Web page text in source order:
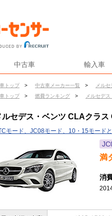
中古車 輸入車
トップ > 中古車メーカー一覧 > メル
トップ
> 燃費ランキング > メルセデ
ルセデス・ベンツ CLAクラ
モード、JC08モード、10・15モード
満
消